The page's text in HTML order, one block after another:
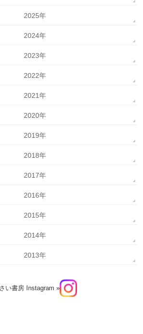
2025年
2024年
2023年
2022年
2021年
2020年
2019年
2018年
2017年
2016年
2015年
2014年
2013年
い書房 Instagram »